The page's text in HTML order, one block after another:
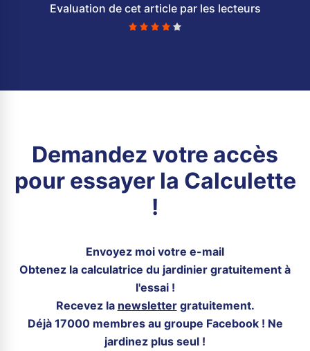
Evaluation de cet article par les lecteurs
Demandez votre accès
pour essayer la Calculette
!
Envoyez moi votre e-mail
Obtenez la calculatrice du jardinier gratuitement à
l'essai !
Recevez la newslettergratuitement.
Déjà 17000 membres au groupe Facebook ! Ne
jardinez plus seul !